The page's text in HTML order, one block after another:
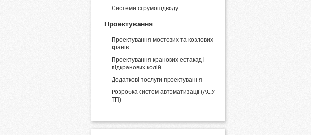
Системи струмопідводу
Проектування
Проектування мостових та козлових
кранів
Проектування кранових естакад і
підкранових колій
Додаткові послуги проектування
Розробка систем автоматизації (АСУ
ТП)